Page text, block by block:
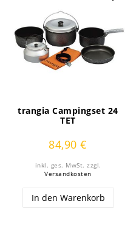
trangia Campingset 24
TET
84,90 €
inkl. ges. MwSt. zzgl.
Versandkosten
In den Warenkorb